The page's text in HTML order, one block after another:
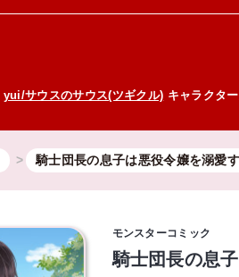
yui/サウスのサウス(ツギクル) キャラクター
騎士団長の息子は悪役令嬢を溺愛
モンスターコミック
騎士団長の息